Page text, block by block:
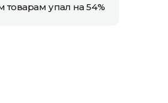
упал на 54%